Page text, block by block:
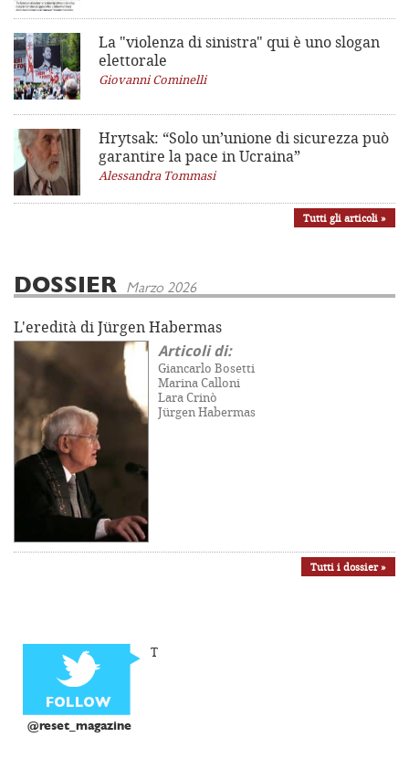
La "violenza di sinistra" qui è uno slogan
elettorale
Giovanni Cominelli
Hrytsak: “Solo un’unione di sicurezza può
garantire la pace in Ucraina”
Alessandra Tommasi
Tutti gli articoli »
DOSSIER Marzo 2026
L'eredità di Jürgen Habermas
Articoli di:
Giancarlo Bosetti
Marina Calloni
Lara Crinò
Jürgen Habermas
Tutti i dossier »
@reset_magazine
T